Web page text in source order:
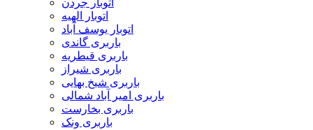
اتوبار جردن
اتوبار الهیه
اتوبار یوسف آباد
باربری گاندی
باربری قیطریه
باربری شیراز
باربری شیخ بهایی
باربری امیر آباد شمالی
باربری بخارست
باربری ونک